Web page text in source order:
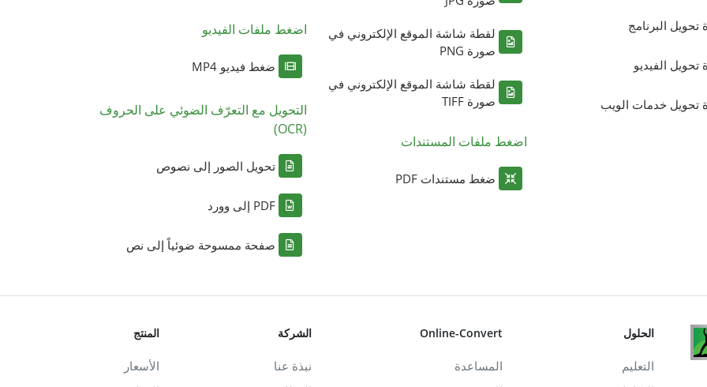
تحويل البرنامج
تحويل الفيديو
تحويل خدمات الويب
لقطة شاشة الموقع الإلكتروني في
صورة PNG
لقطة شاشة الموقع الإلكتروني في
صورة TIFF
اضغط ملفات المستندات
ضغط مستندات PDF
اضغط ملفات الفيديو
ضغط فيديو MP4
التحويل مع التعرّف الضوئي على الحروف
(OCR)
تحويل الصور إلى نصوص
PDF إلى وورد
صفحة ممسوحة ضوئياً إلى نص
الحلول
التعليم
Online-Convert
المساعدة
الشركة
نبذة عنا
المنتج
الأسعار